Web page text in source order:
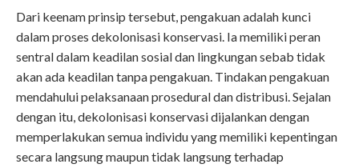
Dari keenam prinsip tersebut, pengakuan adalah kunci
dalam proses dekolonisasi konservasi. Ia memiliki peran
sentral dalam keadilan sosial dan lingkungan sebab tidak
akan ada keadilan tanpa pengakuan. Tindakan pengakuan
mendahului pelaksanaan prosedural dan distribusi. Sejalan
dengan itu, dekolonisasi konservasi dijalankan dengan
memperlakukan semua individu yang memiliki kepentingan
secara langsung maupun tidak langsung terhadap